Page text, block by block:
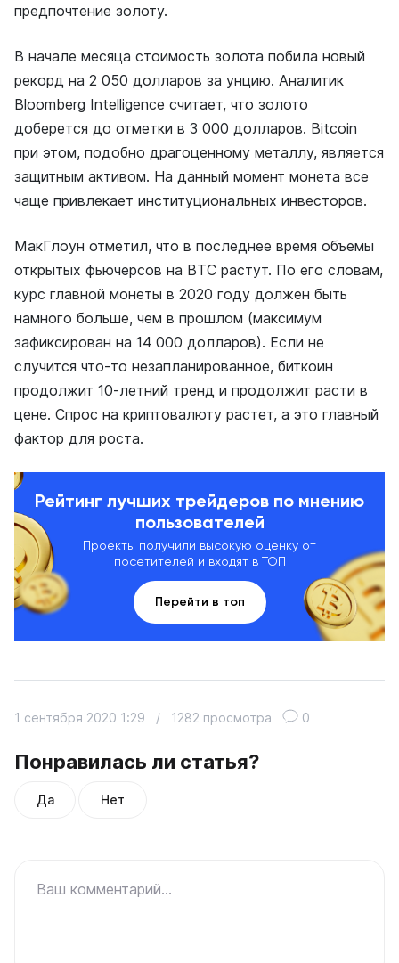
предпочтение золоту.
В начале месяца стоимость золота побила новый
рекорд на 2 050 долларов за унцию. Аналитик
Bloomberg Intelligence считает, что золото
доберется до отметки в 3 000 долларов. Bitcoin
при этом, подобно драгоценному металлу, является
защитным активом. На данный момент монета все
чаще привлекает институциональных инвесторов.
МакГлоун отметил, что в последнее время объемы
открытых фьючерсов на BTC растут. По его словам,
курс главной монеты в 2020 году должен быть
намного больше, чем в прошлом (максимум
зафиксирован на 14 000 долларов). Если не
случится что-то незапланированное, биткоин
продолжит 10-летний тренд и продолжит расти в
цене. Спрос на криптовалюту растет, а это главный
фактор для роста.
Рейтинг лучших трейдеров по мнению
пользователей
Проекты получили высокую оценку от
посетителей и входят в ТОП
Перейти в топ
Понравилась ли статья?
Да Нет
1 сентября 2020 1:29 / 1282 просмотра 0
Ваш комментарий...